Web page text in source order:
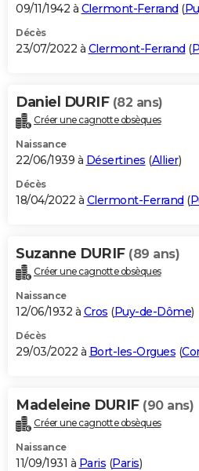
09/11/1942 à Clermont-Ferrand (
Décès
23/07/2022 à Clermont-Ferrand (
Daniel DURIF (82 ans)
Créer une cagnotte obsèques
Naissance
22/06/1939 à Désertines (Allier)
Décès
18/04/2022 à Clermont-Ferrand (
Suzanne DURIF (89 ans)
Créer une cagnotte obsèques
Naissance
12/06/1932 à Cros (Puy-de-Dôme)
Décès
29/03/2022 à Bort-les-Orgues (
Madeleine DURIF (90 ans)
Créer une cagnotte obsèques
Naissance
11/09/1931 à Paris (Paris)